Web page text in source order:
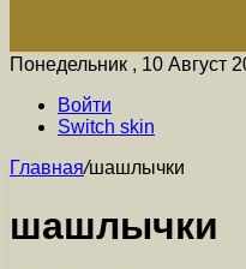
Понедельник , 10 Август
Войти
Switch skin
Главная/шашлычки
шашлычки